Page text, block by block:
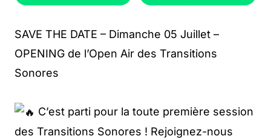
SAVE THE DATE – Dimanche 05 Juillet –
OPENING de l’Open Air des Transitions
Sonores
C’est parti pour la toute première session
des Transitions Sonores ! Rejoignez-nous